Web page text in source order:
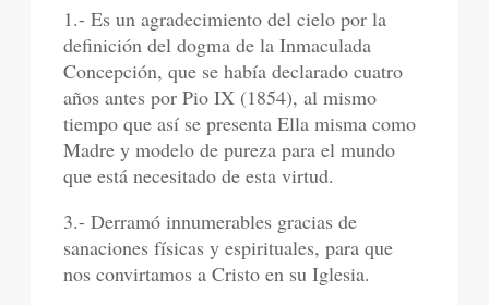
1.- Es un agradecimiento del cielo por la
definición del dogma de la Inmaculada
Concepción, que se había declarado cuatro
años antes por Pio IX (1854), al mismo
tiempo que así se presenta Ella misma como
Madre y modelo de pureza para el mundo
que está necesitado de esta virtud.
3.- Derramó innumerables gracias de
sanaciones físicas y espirituales, para que
nos convirtamos a Cristo en su Iglesia.